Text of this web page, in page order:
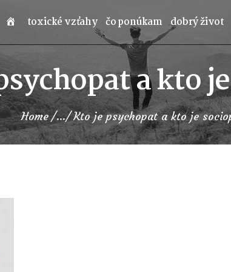
toxické vzťahy čo ponúkam dobrý život
a kto
Home ... Kto je psychopat a kto je